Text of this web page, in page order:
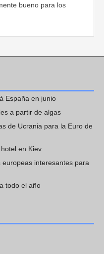
bueno para los
España en junio
a partir de algas
de Ucrania para la Euro de
en Kiev
interesantes para
todo el año